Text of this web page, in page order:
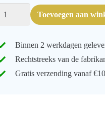
Zakkenfilter
Toevoegen aan
Binnen 2 werkdagen
Rechtstreeks van de
Gratis verzending vanaf